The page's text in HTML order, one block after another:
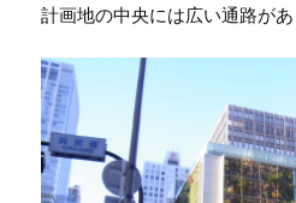
計画地の中央には広い通路があ